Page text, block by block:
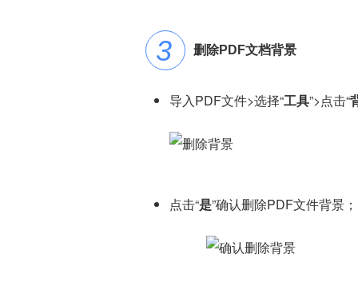
删除PDF文档背景
导入PDF文件>选择“工具”>点击“
点击“是”确认删除PDF文件背景；